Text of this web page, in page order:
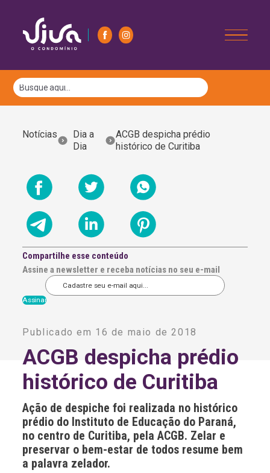
Notícias
Dia a
Dia
ACGB despicha prédio
histórico de Curitiba
Compartilhe esse conteúdo
Assine a newsletter e receba notícias no seu e-mail
t
n
a
v
e
:
Publicado em 16 de maio de 2018
ACGB despicha prédio
histórico de Curitiba
Ação de despiche foi realizada no histórico
prédio do Instituto de Educação do Paraná,
no centro de Curitiba, pela ACGB. Zelar e
preservar o bem-estar de todos resume bem
a palavra zelador.